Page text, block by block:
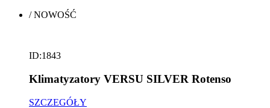
/NOWOŚĆ
ID:1843
Klimatyzatory VERSU SILVER Rotenso
SZCZEGÓŁY